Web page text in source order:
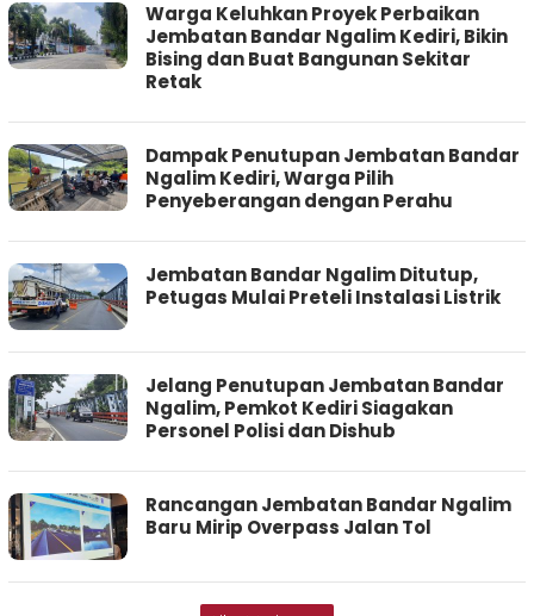
Warga Keluhkan Proyek Perbaikan
Jembatan Bandar Ngalim Kediri, Bikin
Bising dan Buat Bangunan Sekitar
Retak
Dampak Penutupan Jembatan Bandar
Ngalim Kediri, Warga Pilih
Penyeberangan dengan Perahu
Jembatan Bandar Ngalim Ditutup,
Petugas Mulai Preteli Instalasi Listrik
Jelang Penutupan Jembatan Bandar
Ngalim, Pemkot Kediri Siagakan
Personel Polisi dan Dishub
Rancangan Jembatan Bandar Ngalim
Baru Mirip Overpass Jalan Tol